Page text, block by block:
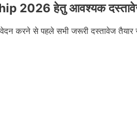
2026 हेतु आवश्यक
करने से पहले सभी जरूरी दस्तावेज तैयार